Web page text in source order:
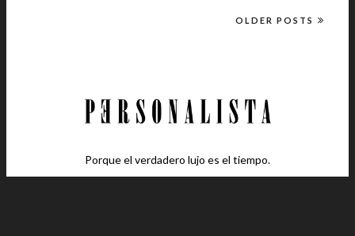
OLDER POSTS
Porque el verdadero lujo es el tiempo.